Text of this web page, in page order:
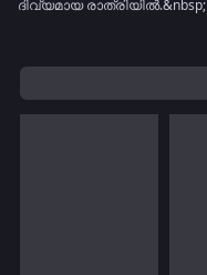
ദിവ്യമായ രാത്രിയിൽ.&nbsp;